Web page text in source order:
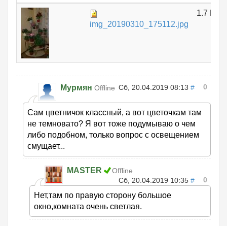
img_20190310_175112.jpg
1.7 МБ
Мурмян Offline Сб, 20.04.2019 08:13 # 0
Сам цветничок классный, а вот цветочкам там
не темновато? Я вот тоже подумываю о чем
либо подобном, только вопрос с освещением
смущает...
MASTER
Offline
Сб, 20.04.2019 10:35 # 0
Нет,там по правую сторону большое
окно,комната очень светлая.